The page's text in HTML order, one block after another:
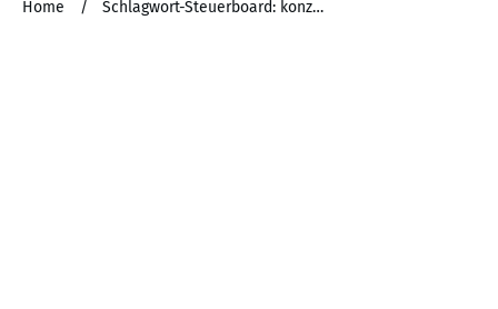
Home / Schlagwort-Steuerboard: konzerninterne Umstrukturierung